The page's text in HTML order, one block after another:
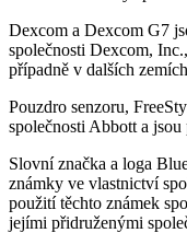
Dexcom a Dexcom G7
společnosti Dexcom,
případně v dalších
Pouzdro senzoru,
společnosti Abbott a jsou
Slovní značka a loga
známky ve vlastnictví
použití těchto známek
jejími přidruženými